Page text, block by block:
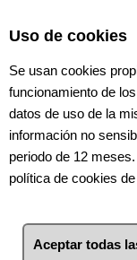
Construirte
Uso de cookies
Se usan cookies
funcionamiento de
datos de uso de la
información no
periodo de 12
política de cookies
Aceptar todas